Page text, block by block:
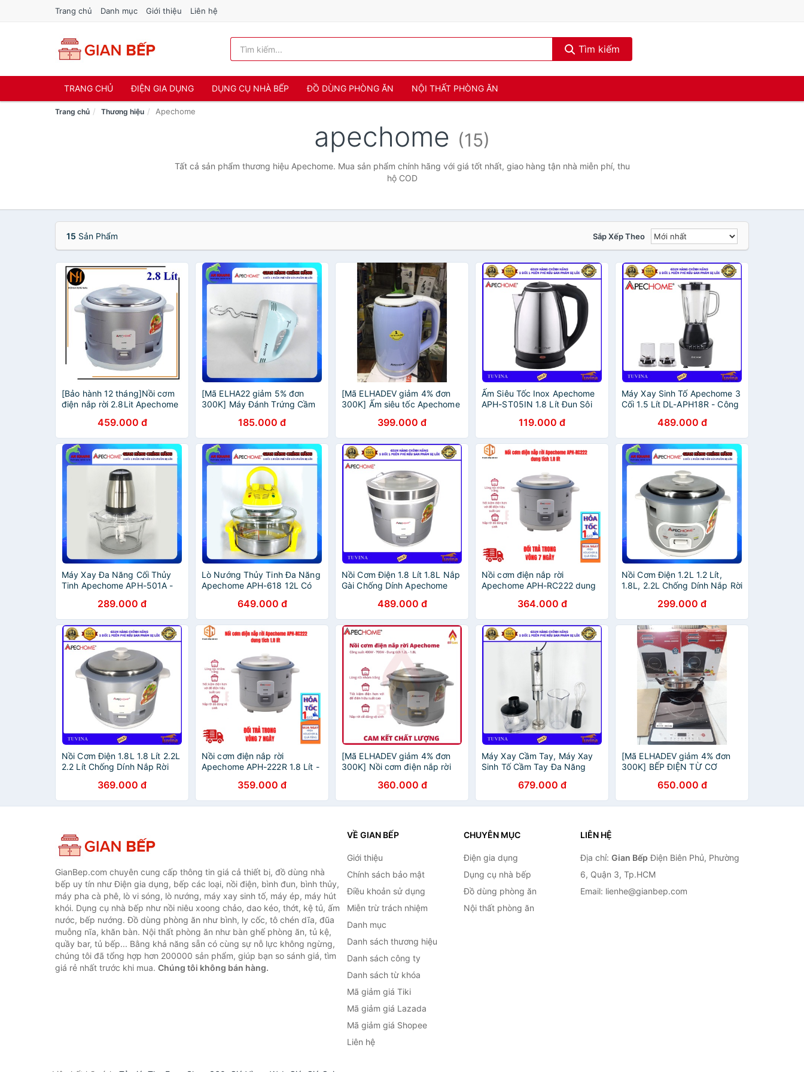
Trang chủ Danh mục Giới thiệu Liên hệ
Tìm kiếm
TRANG CHỦ ĐIỆN GIA DỤNG DỤNG CỤ NHÀ BẾP ĐỒ DÙNG PHÒNG ĂN NỘI THẤT PHÒNG ĂN
Trang chủ Thương hiệu Apechome
apechome (15)
Tất cả sản phẩm thương hiệu Apechome. Mua sản phẩm chính hãng với giá tốt nhất, giao hàng tận nhà miễn phí, thu
hộ COD
15 Sản Phẩm Sắp Xếp Theo
[Bảo hành 12 tháng]Nồi cơm
điện nắp rời 2.8Lit Apechome
lồng không men
459.000 đ
[Mã ELHA22 giảm 5% đơn
300K] Máy Đánh Trứng Cầm
610 - Hàng Chính Hãng (Bảo
Hành 12 Tháng)
185.000 đ
[Mã ELHADEV giảm 4% đơn
300K] Ấm siêu tốc Apechome
399.000 đ
Ấm Siêu Tốc Inox Apechome
APH-ST05IN 1.8 Lít Đun Sôi
Hãng (Bảo Hành 12 Tháng)
119.000 đ
Máy Xay Sinh Tố Apechome 3
Cối 1.5 Lít DL-APH18R - Công
Hãng (Bảo Hành 12 Tháng)
489.000 đ
Máy Xay Đa Năng Cối Thủy
Tinh Apechome APH-501A -
Quả - Hàng Chính Hãng (Bảo
Hành 12 Tháng)
289.000 đ
Lò Nướng Thủy Tinh Đa Năng
Apechome APH-618 12L Có
Hàng Chính Hãng (Bảo Hành
12 Tháng)
649.000 đ
Nồi Cơm Điện 1.8 Lít 1.8L Nắp
Gài Chống Dính Apechome
Hãng (Bảo Hành 12 Tháng)
489.000 đ
Nồi cơm điện nắp rời
Apechome APH-RC222 dung
hãng 12 tháng364.000 đ
Nồi Cơm Điện 1.2L 1.2 Lít,
1.8L, 2.2L Chống Dính Nắp Rời
222RS APH-RC22S (Bảo Hành
12 Tháng)
299.000 đ
Nồi Cơm Điện 1.8L 1.8 Lít 2.2L
2.2 Lít Chống Dính Nắp Rời
RC22S (Bảo hành 12 tháng)
369.000 đ
Nồi cơm điện nắp rời
Apechome APH-222R 1.8 Lít -
359.000 đ
[Mã ELHADEV giảm 4% đơn
300K] Nồi cơm điện nắp rời
Hàng Chính Hãng - Bảo hành
12 tháng
360.000 đ
Máy Xay Cầm Tay, Máy Xay
Sinh Tố Cầm Tay Đa Năng
Thân Inox - Hàng Chính Hãng
(Bảo Hành 12 Tháng)
679.000 đ
[Mã ELHADEV giảm 4% đơn
300K] BẾP ĐIỆN TỪ CƠ
650.000 đ
GianBep.com chuyên cung cấp thông tin giá cả thiết bị, đồ dùng nhà
bếp uy tín như Điện gia dụng, bếp các loại, nồi điện, bình đun, bình thủy,
máy pha cà phê, lò vi sóng, lò nướng, máy xay sinh tố, máy ép, máy hút
khói. Dụng cụ nhà bếp như nồi niêu xoong chảo, dao kéo, thớt, kệ tủ, ấm
nước, bếp nướng. Đồ dùng phòng ăn như bình, ly cốc, tô chén dĩa, đũa
muỗng nĩa, khăn bàn. Nội thất phòng ăn như bàn ghế phòng ăn, tủ kệ,
quầy bar, tủ bếp... Bằng khả năng sẵn có cùng sự nỗ lực không ngừng,
chúng tôi đã tổng hợp hơn 200000 sản phẩm, giúp bạn so sánh giá, tìm
giá rẻ nhất trước khi mua. Chúng tôi không bán hàng.
VỀ GIAN BẾP
Giới thiệu
Chính sách bảo mật
Điều khoản sử dụng
Miễn trừ trách nhiệm
Danh mục
Danh sách thương hiệu
Danh sách công ty
Danh sách từ khóa
Mã giảm giá Tiki
Mã giảm giá Lazada
Mã giảm giá Shopee
Liên hệ
CHUYÊN MỤC
Điện gia dụng
Dụng cụ nhà bếp
Đồ dùng phòng ăn
Nội thất phòng ăn
LIÊN HỆ
Địa chỉ: Gian Bếp Điện Biên Phủ, Phường
6, Quận 3, Tp.HCM
Email: lienhe@gianbep.com